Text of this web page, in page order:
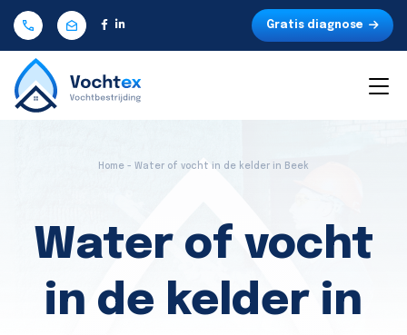
Gratis diagnose
Home - Water of vocht in de kelder in Beek
Water of vocht
in de kelder in